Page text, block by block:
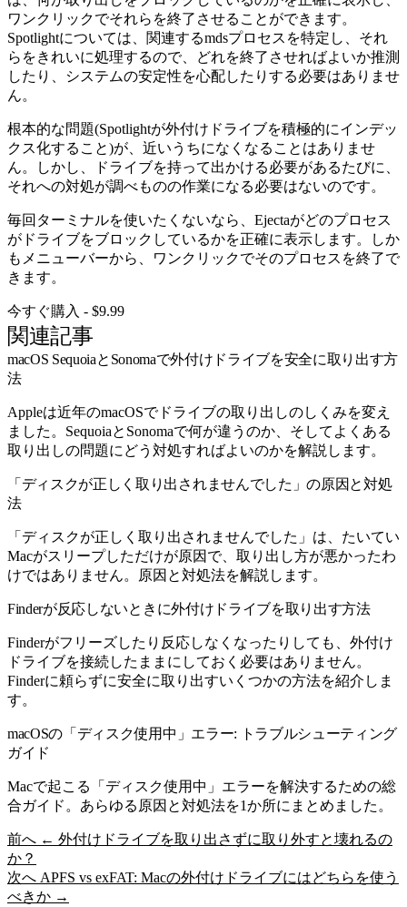
ワンクリックでそれらを終了させることができます。
Spotlightについては、関連するmdsプロセスを特定し、それ
らをきれいに処理するので、どれを終了させればよいか推測
したり、システムの安定性を心配したりする必要はありませ
ん。
根本的な問題(Spotlightが外付けドライブを積極的にインデッ
クス化すること)が、近いうちになくなることはありませ
ん。しかし、ドライブを持って出かける必要があるたびに、
それへの対処が調べものの作業になる必要はないのです。
毎回ターミナルを使いたくないなら、Ejectaがどのプロセス
がドライブをブロックしているかを正確に表示します。しか
もメニューバーから、ワンクリックでそのプロセスを終了で
きます。
今すぐ購入 - $9.99
関連記事
macOS SequoiaとSonomaで外付けドライブを安全に取り出す方
法
Appleは近年のmacOSでドライブの取り出しのしくみを変え
ました。SequoiaとSonomaで何が違うのか、そしてよくある
取り出しの問題にどう対処すればよいのかを解説します。
「ディスクが正しく取り出されませんでした」の原因と対処
法
「ディスクが正しく取り出されませんでした」は、たいてい
Macがスリープしただけが原因で、取り出し方が悪かったわ
けではありません。原因と対処法を解説します。
Finderが反応しないときに外付けドライブを取り出す方法
Finderがフリーズしたり反応しなくなったりしても、外付け
ドライブを接続したままにしておく必要はありません。
Finderに頼らずに安全に取り出すいくつかの方法を紹介しま
す。
macOSの「ディスク使用中」エラー: トラブルシューティング
ガイド
Macで起こる「ディスク使用中」エラーを解決するための総
合ガイド。あらゆる原因と対処法を1か所にまとめました。
前へ ← 外付けドライブを取り出さずに取り外すと壊れるの
か？
次へ APFS vs exFAT: Macの外付けドライブにはどちらを使う
べきか →